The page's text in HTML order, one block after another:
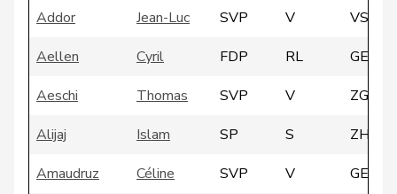
Addor Jean-Luc SVP V
VS
Aellen
Cyril FDP RL
GE
Aeschi
Thomas SVP V
ZG
Alijaj
Islam SP S
ZH
Amaudruz
Céline SVP V
GE